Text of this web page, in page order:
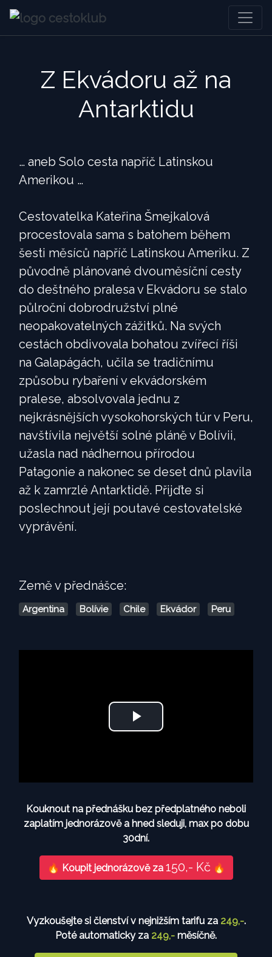
Z Ekvádoru až na
Antarktidu
… aneb Solo cesta napříč Latinskou
Amerikou …
Cestovatelka Kateřina Šmejkalová
procestovala sama s batohem během
šesti měsíců napříč Latinskou Ameriku. Z
původně plánované dvouměsíční cesty
do deštného pralesa v Ekvádoru se stalo
půlroční dobrodružství plné
neopakovatelných zážitků. Na svých
cestách obdivovala bohatou zvířecí říši
na Galapágách, učila se tradičnímu
způsobu rybaření v ekvádorském
pralese, absolvovala jednu z
nejkrásnějších vysokohorských túr v Peru,
navštívila největší solné pláně v Bolívii,
užasla nad nádhernou přírodou
Patagonie a nakonec se deset dnů plavila
až k zamrzlé Antarktidě. Přijďte si
poslechnout její poutavé cestovatelské
vyprávění.
Země v přednášce:
Argentina Bolívie Chile Ekvádor Peru
Play
Kouknout na přednášku bez předplatného neboli
zaplatím jednorázově a hned sleduji, max po dobu
30dní.
🔥 Koupit jednorázově za 150,- Kč 🔥
Vyzkoušejte si členství v nejnižším tarifu za 249,-.
Poté automaticky za 249,- měsíčně.